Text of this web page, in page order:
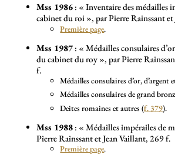
Mss 1986 : « Inventaire des médailles
cabinet du roi », par Pierre Rainssant
Première page.
Mss 1987 : « Médailles consulaires
du cabinet du roy », par Pierre
f.
Médailles consulaires d’or, d’argent
Médailles consulaires de grand
Deites romaines et autres (f. 379).
Mss 1988 : « Médailles impérailes de
Pierre Rainssant et Jean Vaillant, 269 f.
Première page.